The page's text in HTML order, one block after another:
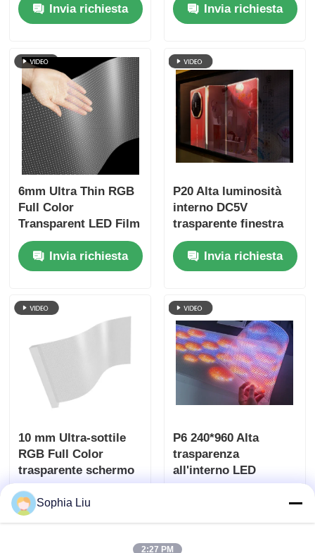
dettaglioInvia richiesta
multimediale digitale
per il commercio al
centro espositivo
aeroporto terminale e
vetrina di lusso
Invia richiesta
6mm Ultra Thin RGB
Full Color
Transparent LED Film
Screen, Dimensione
del gabinetto
personalizzato, Film
trasparenza per la
commerciale della
vetrina del centro
commerciale
Invia richiesta
P20 Alta luminosità
interno DC5V
trasparente finestra
LED Display di buona
qualità Pantalla LED
trasparente schermo
Invia richiesta
10 mm Ultra-sottile
RGB Full Color
trasparente schermo
a LED con dimensioni
personalizzate per la
pubblicità
Invia richiesta
P6 240*960 Alta
trasparenza
all'interno LED
trasparente pellicola
Sophia Liu
2:27 PM